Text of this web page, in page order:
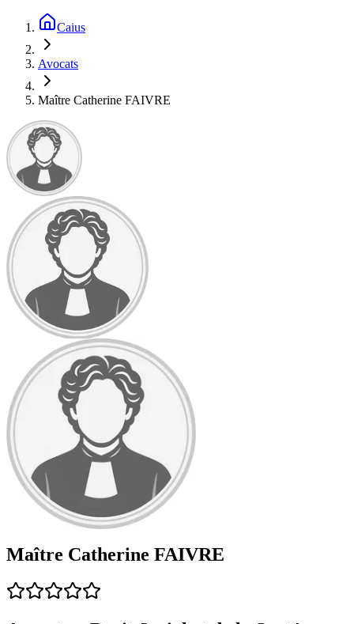
Caius
Avocats
Maître Catherine FAIVRE
Maître Catherine FAIVRE